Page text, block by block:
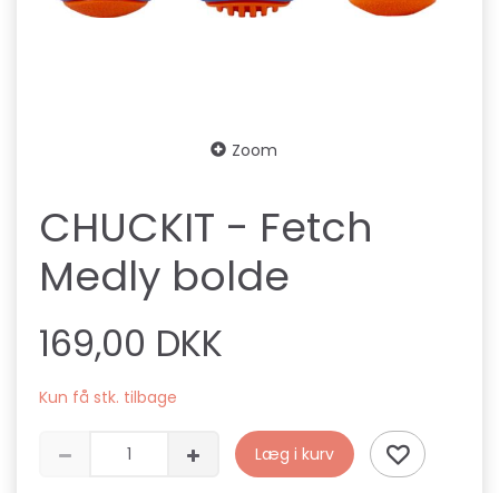
Zoom
CHUCKIT - Fetch
Medly bolde
169,00 DKK
Kun få stk. tilbage
Læg i kurv